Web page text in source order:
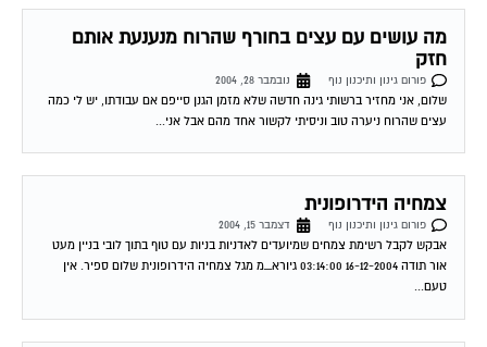
מה עושים עם עצים בחורף שהרוח מנענעת אותם
חזק
פורום גינון ותיכנון נוף
שלום, אני מחזיר ברשותי גינה חדשה שלא מזמן הגנן סייפם אם עבודתו, יש לי כמה
עצים שהרוח ניערה טוב וניסיתי לקשור אחד מהם אבל אני...
צמחיה הידרופונית
פורום גינון ותיכנון נוף
אבקש לקבל רשימת צמחים שמיועדים לאדניות בניות עם טוף בתוך לובי בניין מעט
אור תודה 16-12-2004 03:14:00 גיורא_מ מגל צמחיה הידרופונית שלום ספיר. אין
טעם...